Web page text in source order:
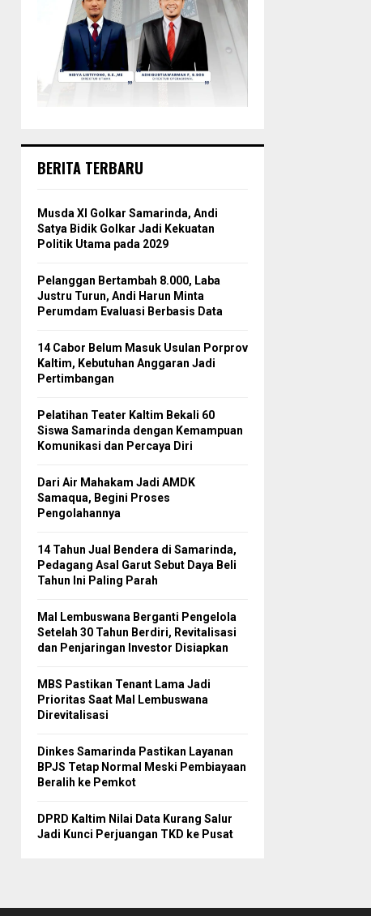
BERITA TERBARU
Musda XI Golkar Samarinda, Andi
Satya Bidik Golkar Jadi Kekuatan
Politik Utama pada 2029
Pelanggan Bertambah 8.000, Laba
Justru Turun, Andi Harun Minta
Perumdam Evaluasi Berbasis Data
14 Cabor Belum Masuk Usulan Porprov
Kaltim, Kebutuhan Anggaran Jadi
Pertimbangan
Pelatihan Teater Kaltim Bekali 60
Siswa Samarinda dengan Kemampuan
Komunikasi dan Percaya Diri
Dari Air Mahakam Jadi AMDK
Samaqua, Begini Proses
Pengolahannya
14 Tahun Jual Bendera di Samarinda,
Pedagang Asal Garut Sebut Daya Beli
Tahun Ini Paling Parah
Mal Lembuswana Berganti Pengelola
Setelah 30 Tahun Berdiri, Revitalisasi
dan Penjaringan Investor Disiapkan
MBS Pastikan Tenant Lama Jadi
Prioritas Saat Mal Lembuswana
Direvitalisasi
Dinkes Samarinda Pastikan Layanan
BPJS Tetap Normal Meski Pembiayaan
Beralih ke Pemkot
DPRD Kaltim Nilai Data Kurang Salur
Jadi Kunci Perjuangan TKD ke Pusat